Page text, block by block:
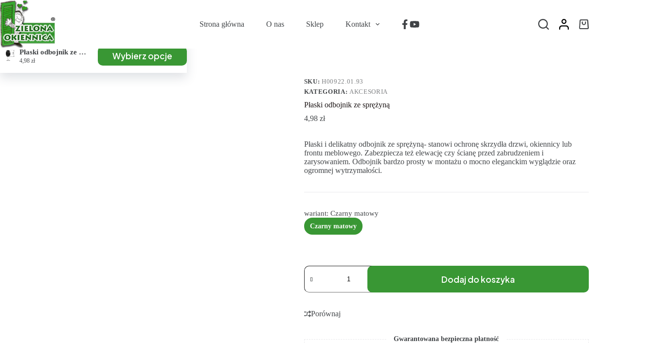
Płaski odbojnik ze sprężyną
4,98 zł Wybierz opcje
Strona główna O nas Sklep Kontakt
SKU:H00922.01.93
KATEGORIA: AKCESORIA
Płaski odbojnik ze sprężyną
4,98 zł
Płaski i delikatny odbojnik ze sprężyną- stanowi ochronę skrzydła drzwi, okiennicy lub
frontu meblowego. Zabezpiecza też elewację czy ścianę przed zabrudzeniem i
zarysowaniem. Odbojnik bardzo prosty w montażu o mocno eleganckim wyglądzie oraz
ogromnej wytrzymałości.
wariant: Czarny matowy
Czarny matowy
Dodaj do koszyka
Porównaj
Gwarantowana bezpieczna płatność